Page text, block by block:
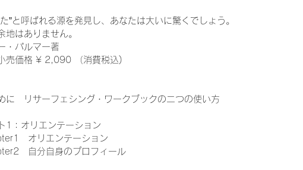
”と呼ばれる源を発見し、あなたは大いに驚くでしょう。
地はありません。
・パルマー著
売価格 ¥ 2,090 （消費税込)
に リサーフェシング・ワークブックの二つの使い方
1：オリエンテーション
オリエンテーション
自分自身のプロフィール